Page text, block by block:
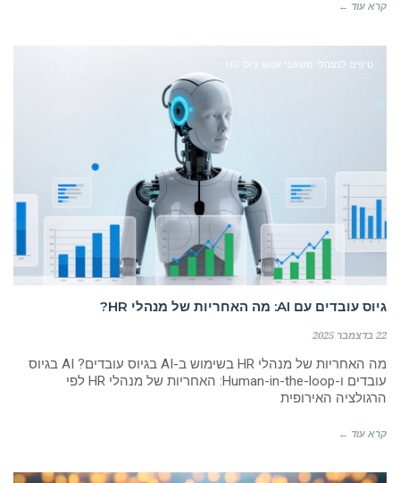
קרא עוד ←
טיפים למנהלי משאבי אנוש גיוס HR
גיוס עובדים עם AI: מה האחריות של מנהלי HR?
22 בדצמבר 2025
מה האחריות של מנהלי HR בשימוש ב-AI בגיוס עובדים? AI בגיוס
עובדים ו-Human-in-the-loop: האחריות של מנהלי HR לפי
הרגולציה האירופית
קרא עוד ←